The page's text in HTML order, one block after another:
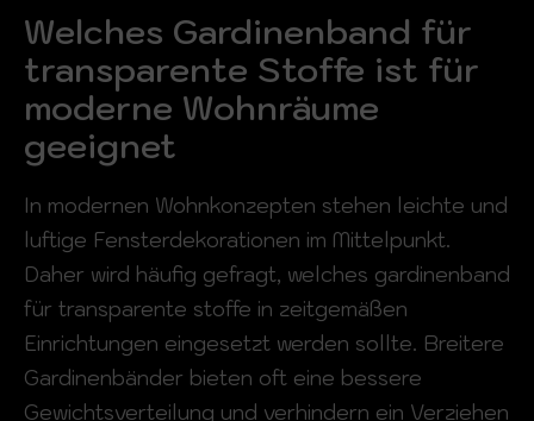
Welches Gardinenband für
transparente Stoffe ist für
moderne Wohnräume
geeignet
In modernen Wohnkonzepten stehen leichte und
luftige Fensterdekorationen im Mittelpunkt.
Daher wird häufig gefragt, welches gardinenband
für transparente stoffe in zeitgemäßen
Einrichtungen eingesetzt werden sollte. Breitere
Gardinenbänder bieten oft eine bessere
Gewichtsverteilung und verhindern ein Verziehen